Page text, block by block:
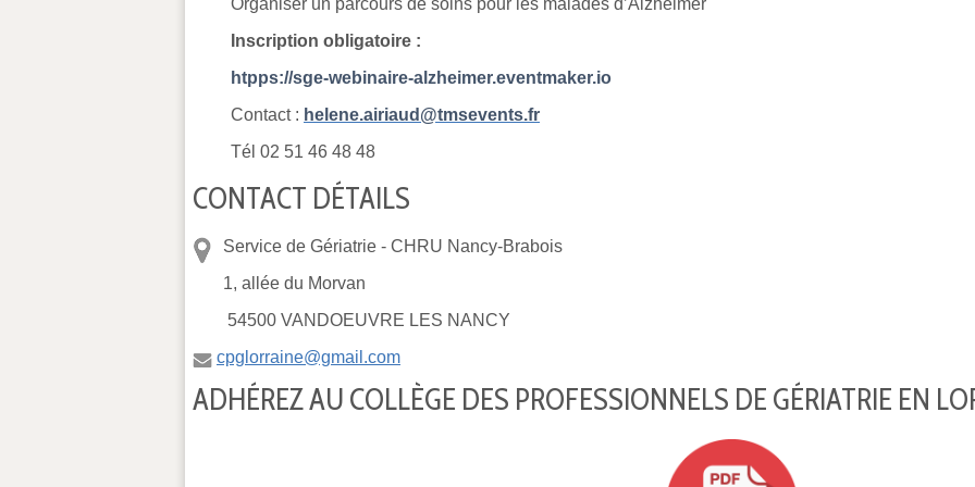
Inscription obligatoire :
htpps://sge-webinaire-alzheimer.eventmaker.io
Contact : helene.airiaud@tmsevents.fr
Tél 02 51 46 48 48
CONTACT DÉTAILS
Service de Gériatrie - CHRU Nancy-Brabois
1, allée du Morvan
54500 VANDOEUVRE LES NANCY
cpglorraine@gmail.com
ADHÉREZ AU COLLÈGE DES PROFESSIONNELS DE GÉRIATRIE EN